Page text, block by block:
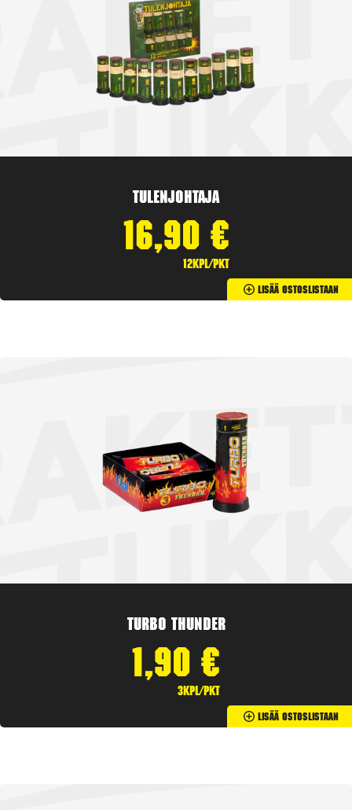
Tulenjohtaja
16,90 €
12kpl/pkt
Lisää Ostoslistaan
Turbo Thunder
1,90 €
3kpl/pkt
Lisää Ostoslistaan